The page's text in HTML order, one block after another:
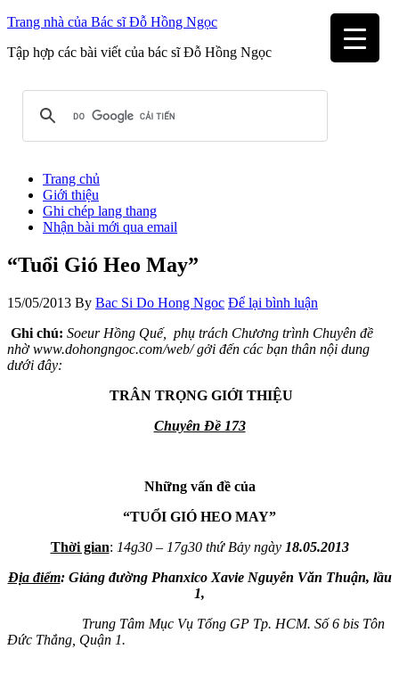
Trang nhà của Bác sĩ Đỗ Hồng Ngọc
Tập hợp các bài viết của bác sĩ Đỗ Hồng Ngọc
Trang chủ
Giới thiệu
Ghi chép lang thang
Nhận bài mới qua email
“Tuổi Gió Heo May”
15/05/2013 By Bac Si Do Hong Ngoc Để lại bình luận
Ghi chú: Soeur Hồng Quế, phụ trách Chương trình Chuyên đề
nhờ www.dohongngoc.com/web/ gởi đến các bạn thân nội dung
dưới đây:
TRÂN TRỌNG GIỚI THIỆU
Chuyên Đề 173
Những vấn đề của
“TUỔI GIÓ HEO MAY”
Thời gian: 14g30 – 17g30 thứ Bảy ngày 18.05.2013
Địa điểm: Giảng đường Phanxico Xavie Nguyễn Văn Thuận, lầu
1,
Trung Tâm Mục Vụ Tổng GP Tp. HCM. Số 6 bis Tôn
Đức Thắng, Quận 1.